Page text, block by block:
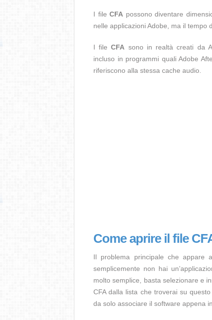
I fileCFA possono diventare
nelle applicazioni Adobe, ma il tempo
I fileCFA sono in realtà creati da
incluso in programmi quali Adobe
riferiscono alla stessa cache audio.
Come aprire il file
Il problema principale che appare
semplicemente non hai
molto semplice, basta selezionare e
CFA dalla lista che troverai su
da solo associare il software appena